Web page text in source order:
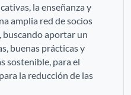
la enseñanza y
amplia red de socios
buscando aportar un
buenas prácticas y
sostenible, para el
la reducción de las